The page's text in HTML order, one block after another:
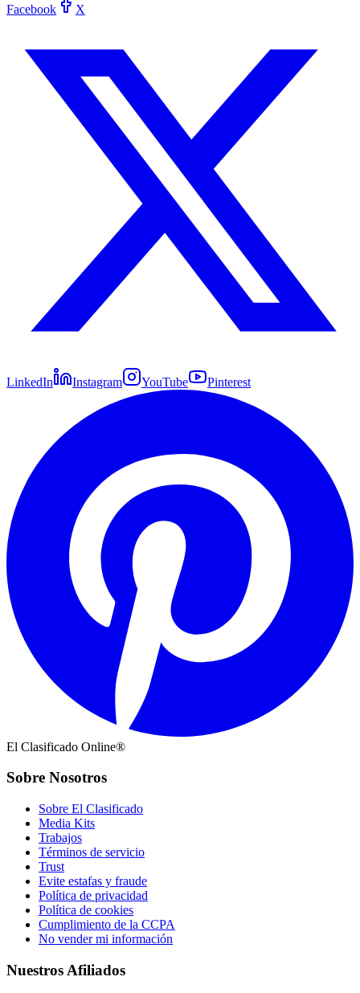
Facebook X
LinkedIn Instagram YouTube Pinterest
El Clasificado Online®
Sobre Nosotros
Sobre El Clasificado
Media Kits
Trabajos
Términos de servicio
Trust
Evite estafas y fraude
Política de privacidad
Política de cookies
Cumplimiento de la CCPA
No vender mi información
Nuestros Afiliados